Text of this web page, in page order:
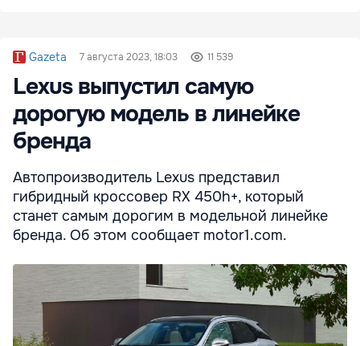
Gazeta 7 августа 2023, 18:03 11 539
Lexus выпустил самую
дорогую модель в линейке
бренда
Автопроизводитель Lexus представил
гибридный кроссовер RX 450h+, который
станет самым дорогим в модельной линейке
бренда. Об этом сообщает motor1.com.